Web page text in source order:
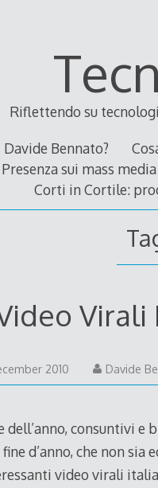
Riflettendo su
Davide Bennato?
Presenza sui mass media
Corti in Cortile:
Virali
201031
December
Davide
dell’anno, consuntivi
d’anno, che non
video virali